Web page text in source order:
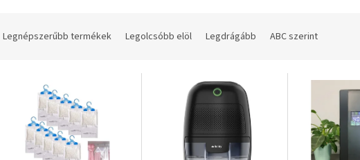
Legnépszerűbb termékek Legolcsóbb elöl Legdrágább ABC szerint